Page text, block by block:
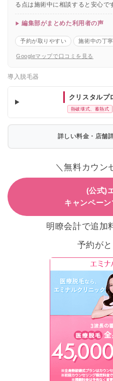
る点は施術中に相談すると安心で
編集部がまとめた利用者の声
予約が取りやすい 施術中の丁
Googleマップで口コミを見る
導入脱毛器
クリスタルプ
熱破壊式、蓄熱式
詳しい料金・店舗
＼無料カウン
(公式)
キャンペー
明瞭会計で追加
予約が